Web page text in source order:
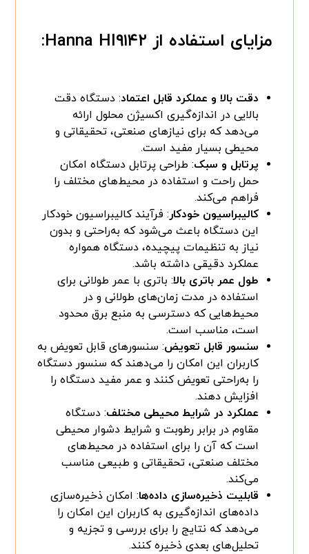
مزایای استفاده از Hanna HI۹۱۴۲:
دقت بالا و عملکرد قابل اعتماد: دستگاه دقت
بالایی در اندازه‌گیری اکسیژن محلول ارائه
می‌دهد که برای نیازهای صنعتی، تحقیقاتی و
محیطی بسیار مفید است.
پرتابل و سبک: طراحی پرتابل دستگاه امکان
حمل راحت و استفاده در محیط‌های مختلف را
فراهم می‌کند.
کالیبراسیون خودکار: فرآیند کالیبراسیون خودکار
این دستگاه باعث می‌شود که به‌راحتی و بدون
نیاز به تنظیمات پیچیده، دستگاه همواره
عملکرد دقیقی داشته باشد.
طول عمر باتری بالا: باتری با عمر طولانی برای
استفاده در مدت زمان‌های طولانی و در
محیط‌هایی که دسترسی به منبع برق محدود
است، مناسب است.
سنسور قابل تعویض: سنسورهای قابل تعویض به
کاربران این امکان را می‌دهند که سنسور دستگاه
را به‌راحتی تعویض کنند و عمر مفید دستگاه را
افزایش دهند.
عملکرد در شرایط محیطی مختلف: دستگاه
مقاوم در برابر رطوبت و شرایط دشوار محیطی
است که آن را برای استفاده در محیط‌های
مختلف صنعتی، تحقیقاتی و طبیعی مناسب
می‌کند.
قابلیت ذخیره‌سازی داده‌ها: امکان ذخیره‌سازی
داده‌های اندازه‌گیری به کاربران این امکان را
می‌دهد که نتایج را برای بررسی و تجزیه و
تحلیل‌های بعدی ذخیره کنند.